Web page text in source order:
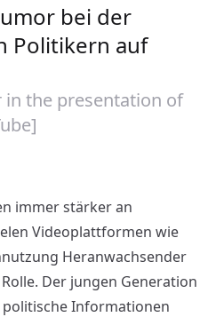
bei der
Politikern auf
the presentation of
immer stärker an
Videoplattformen wie
Heranwachsender
Der jungen Generation
Informationen